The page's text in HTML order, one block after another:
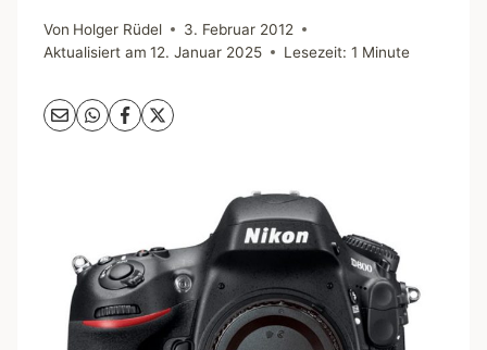
Von Holger Rüdel
3. Februar 2012
Aktualisiert am 12. Januar 2025 Lesezeit: 1 Minute